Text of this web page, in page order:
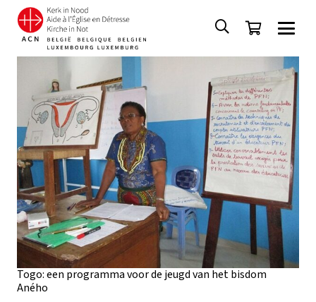
Togo: een programma voor de jeugd van het bisdom
Aného